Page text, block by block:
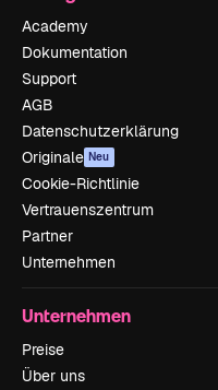
Academy
Dokumentation
Support
AGB
Datenschutzerklärung
Originale Neu
Cookie-Richtlinie
Vertrauenszentrum
Partner
Unternehmen
Unternehmen
Preise
Über uns